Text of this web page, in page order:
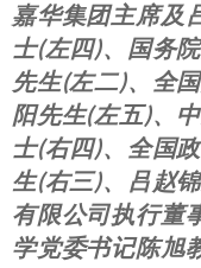
嘉华集团主席及
士(左四)、国务
先生(左二)、全
阳先生(左五)、
士(右四)、全国
生(右三)、吕赵
有限公司执行董
学党委书记陈旭